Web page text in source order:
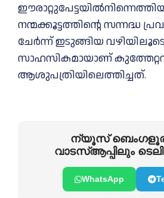
ഈരാറ്റുപേട്ടയില്‍നിന്നെത്തിയ
നന്മക്കൂട്ടത്തിന്റെ സന്നദ്ധ
ചേര്‍ന്ന് ഇടുങ്ങിയ
സാഹസികമായാണ്
ആശുപത്രിയിലെത്തിച്ചത്.
ന്യൂസ്
വാടസ്ആപ്പിലും
WhatsApp